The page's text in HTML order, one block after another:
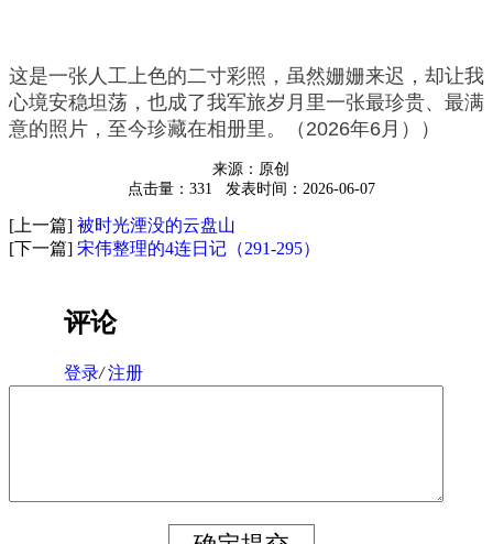
这是一张人工上色的二寸彩照，虽然姗姗来迟，却让我
心境安稳坦荡，也成了我军旅岁月里一张最珍贵、最满
意的照片，至今珍藏在相册里。（2026年6月））
来源：原创
点击量：331
发表时间：2026-06-07
[上一篇] 被时光湮没的云盘山
[下一篇] 宋伟整理的4连日记（291-295）
评论
登录/ 注册